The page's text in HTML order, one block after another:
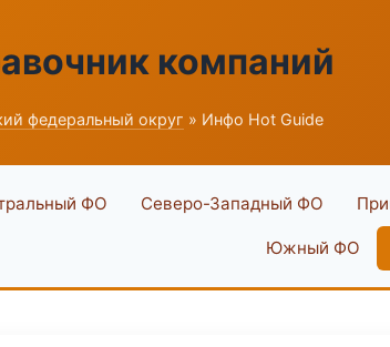
компаний
федеральный округ » Инфо Hot Guide
ФО Северо-Западный ФО
Южный ФО